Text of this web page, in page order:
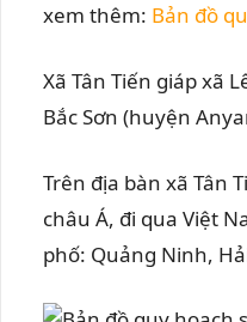
xem thêm: Bản đồ
Xã Tân Tiến giáp xã
Bắc Sơn (huyện
Trên địa bàn xã Tân
châu Á, đi qua Việt
phố: Quảng Ninh,